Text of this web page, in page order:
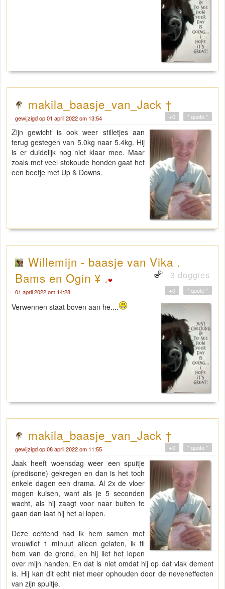
makila_baasje_van_Jack †
gewijzigd op 01 april 2022 om 13:54 " quote "
+0
Zijn gewicht is ook weer stilletjes aan
terug gestegen van 5.0kg naar 5.4kg. Hij
is er duidelijk nog niet klaar mee. Maar
zoals met veel stokoude honden gaat het
een beetje met Up & Downs.
Willemijn - baasje van Vika .
Bams en Ogin ¥ .
3 doggies
01 april 2022 om 14:28 " quote "
+0
Verwennen staat boven aan he....
makila_baasje_van_Jack †
gewijzigd op 08 april 2022 om 11:55 " quote "
+0
Jaak heeft woensdag weer een spuitje
(predisone) gekregen en dan is het toch
enkele dagen een drama. Al 2x de vloer
mogen kuisen, want als je 5 seconden
wacht, als hij zaagt voor naar buiten te
gaan dan laat hij het al lopen.
Deze ochtend had ik hem samen met
vrouwlief 1 minuut alleen gelaten, ik til
hem van de grond, en hij liet het lopen
over mijn handen. En dat is niet omdat hij op dat vlak dement
is. Hij kan dit echt niet meer ophouden door de neveneffecten
van zijn spuitje.